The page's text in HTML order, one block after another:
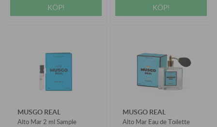
KÖP! KÖP!
MUSGO REAL
Alto Mar 2 ml Sample
MUSGO REAL
Alto Mar Eau de Toilette